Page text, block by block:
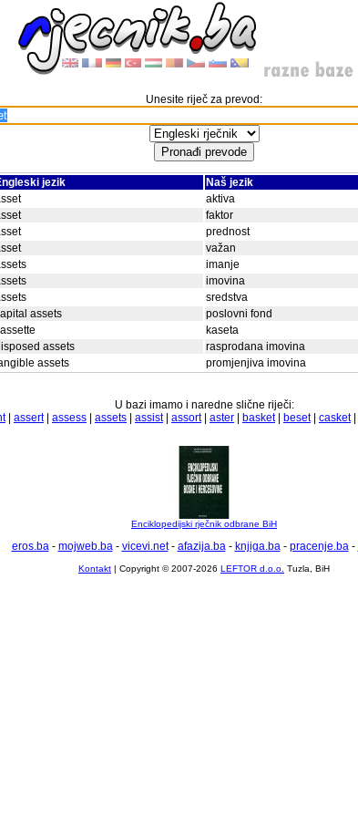
Unesite riječ za prevod:
jezik
Naš jezik
aktiva
faktor
prednost
važan
imanje
imovina
sredstva
assets
poslovni fond
kaseta
assets
rasprodana imovina
assets
promjenjiva imovina
U bazi imamo i naredne slične riječi:
| assert| assess assets assist| assort| aster basket| beset| casket|
Enciklopedijski rječnik odbrane BiH
eros.ba- mojweb.ba- vicevi.net- afazija.ba- knjiga.ba- pracenje.ba-
Kontakt | Copyright © 2007-2026 LEFTOR d.o.o. Tuzla, BiH